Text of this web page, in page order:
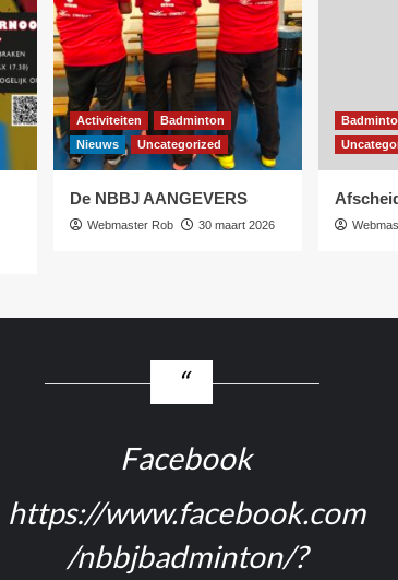
Activiteiten
Badminton
Nieuws
Uncategorized
De NBBJ AANGEVERS
Webmaster Rob 30 maart 2026
Facebook
https://www.facebook.com
/nbbjbadminton/?